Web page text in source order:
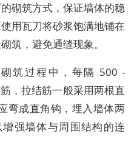
砌筑方式，保证墙体的稳
用瓦刀将砂浆饱满地铺在
筑，避免通缝现象。
筑过程中，每隔 500 -
，拉结筋一般采用两根直
弯成直角钩，埋入墙体两
强墙体与周围结构的连